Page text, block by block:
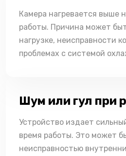
Камера нагревается выше
работы. Причина может
нагрузке, неисправности
проблемах с системой
Шум или гул при
Устройство издает
время работы. Это может
неисправностью